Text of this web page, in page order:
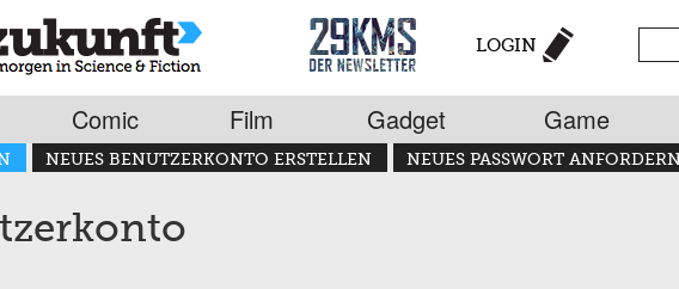
LOGIN
Comic Film Gadget Game
NEUES BENUTZERKONTO ERSTELLEN NEUES PASSWORT ANFORDERN